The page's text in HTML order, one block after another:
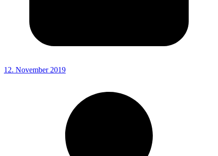
12. November 2019